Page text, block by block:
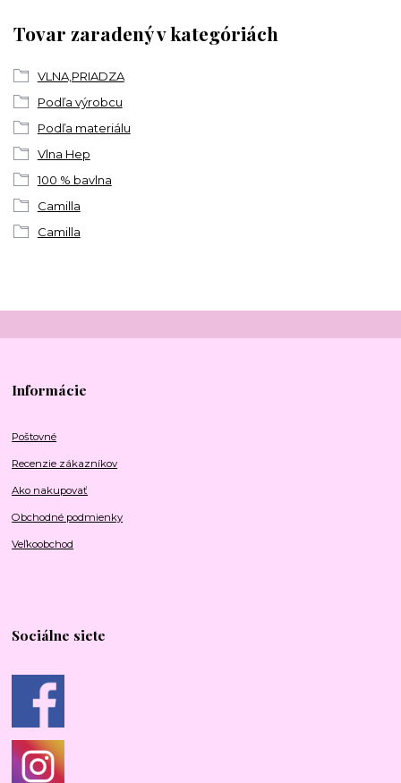
Tovar zaradený v kategóriách
VLNA,PRIADZA
Podľa výrobcu
Podľa materiálu
Vlna Hep
100 % bavlna
Camilla
Camilla
Informácie
Poštovné
Recenzie zákazníkov
Ako nakupovať
Obchodné podmienky
Veľkoobchod
Sociálne siete